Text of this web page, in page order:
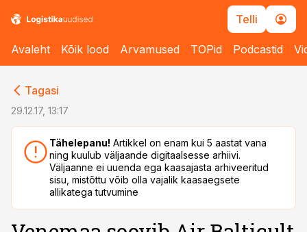
Telli
Avaleht Kõik lood Arvamused TOPid Podcastid
Tagasi
29.12.17, 13:17
Tähelepanu! Artikkel on enam kui 5 aastat vana
ning kuulub väljaande digitaalsesse arhiivi.
Väljaanne ei uuenda ega kaasajasta arhiveeritud
sisu, mistõttu võib olla vajalik kaasaegsete
allikatega tutvumine